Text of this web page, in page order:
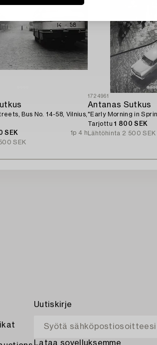
Bus No. 14-58, Vilnius,
SEK
1p 4 h
SEK
1724961
Antanas Sutkus
"Early Morning in
Tarjottu1 800 SEK
Lähtöhinta 2 500 SEK
Uutiskirje
Lataa sovelluksemme